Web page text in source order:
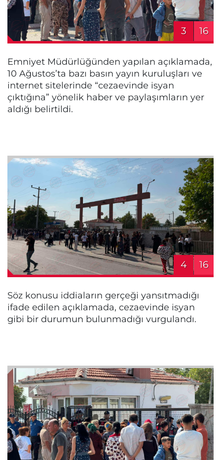
3 16
Emniyet Müdürlüğünden yapılan açıklamada,
10 Ağustos’ta bazı basın yayın kuruluşları ve
internet sitelerinde “cezaevinde isyan
çıktığına” yönelik haber ve paylaşımların yer
aldığı belirtildi.
4 16
Söz konusu iddiaların gerçeği yansıtmadığı
ifade edilen açıklamada, cezaevinde isyan
gibi bir durumun bulunmadığı vurgulandı.